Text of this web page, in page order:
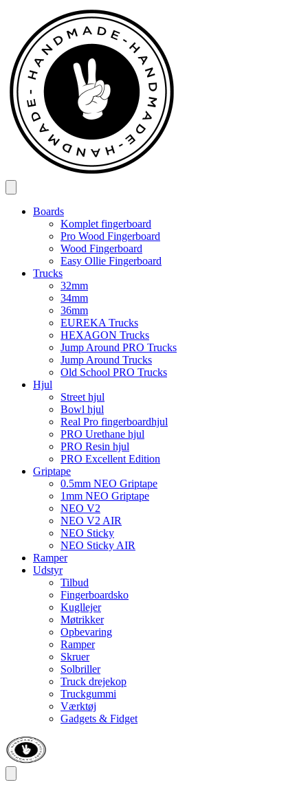
indhold
Boards
Komplet fingerboard
Pro Wood Fingerboard
Wood Fingerboard
Easy Ollie Fingerboard
Trucks
32mm
34mm
36mm
EUREKA Trucks
HEXAGON Trucks
Jump Around PRO Trucks
Jump Around Trucks
Old School PRO Trucks
Hjul
Street hjul
Bowl hjul
Real Pro fingerboardhjul
PRO Urethane hjul
PRO Resin hjul
PRO Excellent Edition
Griptape
0.5mm NEO Griptape
1mm NEO Griptape
NEO V2
NEO V2 AIR
NEO Sticky
NEO Sticky AIR
Ramper
Udstyr
Tilbud
Fingerboardsko
Kugllejer
Møtrikker
Opbevaring
Ramper
Skruer
Solbriller
Truck drejekop
Truckgummi
Værktøj
Gadgets & Fidget